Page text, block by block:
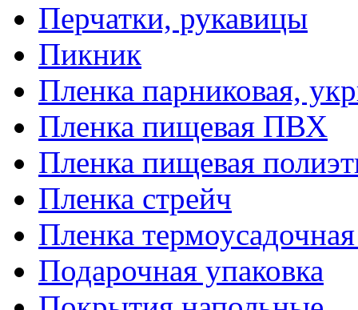
Перчатки, рукавицы
Пикник
Пленка парниковая,
Пленка пищевая ПВХ
Пленка пищевая
Пленка стрейч
Пленка
Подарочная упаковка